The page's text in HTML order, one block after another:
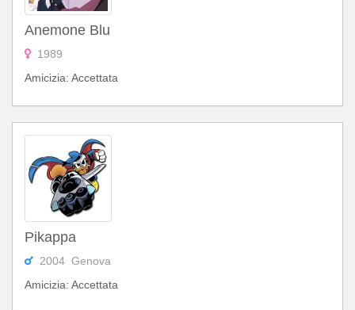
Anemone Blu
1989
Amicizia: Accettata
Pikappa
2004 Genova
Amicizia: Accettata